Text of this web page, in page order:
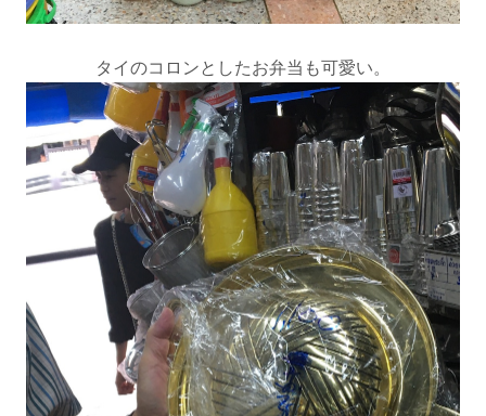
タイのコロンとしたお弁当も可愛い。